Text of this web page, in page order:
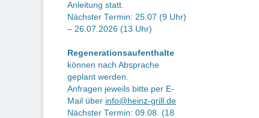
Anleitung statt.
Nächster Termin: 25.07 (9 Uhr)
– 26.07.2026 (13 Uhr)
Regenerationsaufenthalte
können nach Absprache
geplant werden.
Anfragen jeweils bitte per E-
Mail über info@heinz-grill.de
Nächster Termin: 09.08. (18